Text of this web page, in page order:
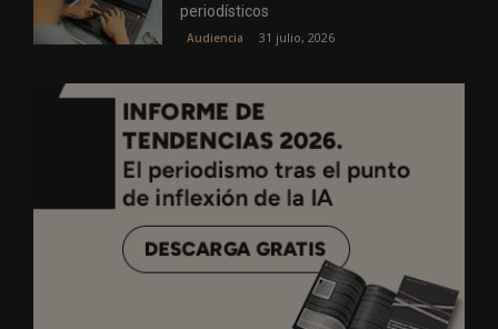
periodísticos
Audiencia 31 julio, 2026